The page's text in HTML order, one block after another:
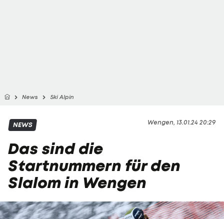
News Ski Alpin
Wengen, 13.01.24 20:29
NEWS
Das sind die
Startnummern für den
Slalom in Wengen